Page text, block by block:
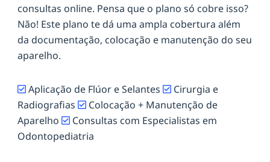
consultas online. Pensa que o plano só cobre isso?
Não! Este plano te dá uma ampla cobertura além
da documentação, colocação e manutenção do seu
aparelho.
Aplicação de Flúor e Selantes
Cirurgia e
Radiografias
Colocação + Manutenção de
Aparelho
Consultas com Especialistas em
Odontopediatria